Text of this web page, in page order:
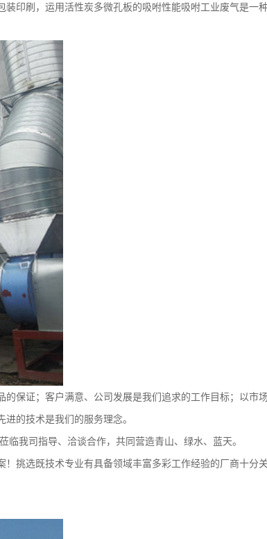
印刷，运用活性炭多微孔板的吸咐性能吸咐工业废气是一
保证；客户满意、公司发展是我们追求的工作目标；以市
的技术是我们的服务理念。
我司指导、洽谈合作，共同营造青山、绿水、蓝天。
挑选既技术专业有具备领域丰富多彩工作经验的厂商十分